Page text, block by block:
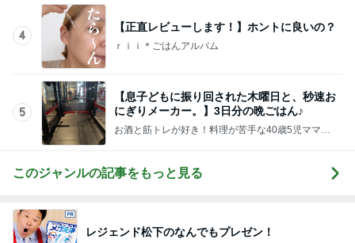
4
【正直レビューします！】ホントに良いの？
ｒｉｉ＊ごはんアルバム
5
【息子どもに振り回された木曜日と、秒速お
にぎりメーカー。】3日分の晩ごはん♪
お酒と筋トレが好き！料理が苦手な40歳5児ママ主
このジャンルの記事をもっと見る
レジェンド松下のなんでもプレゼン！